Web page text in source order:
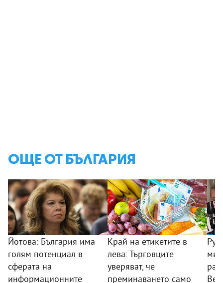
ОЩЕ ОТ БЪЛГАРИЯ
Йотова: България има
голям потенциал в
сферата на
информационните
Край на етикетите в
лева: Търговците
уверяват, че
преминаването само